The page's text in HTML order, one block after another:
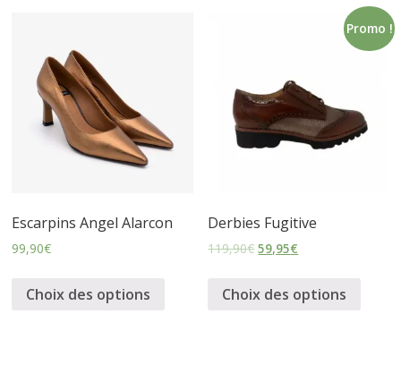
e
s
Escarpins Angel Alarcon
99,90€
Choix des options
Promo !
Derbies Fugitive
119,90€ 59,95€
Choix des options